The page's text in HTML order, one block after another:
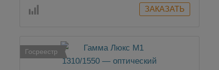
Госреестр